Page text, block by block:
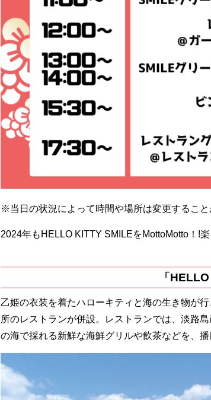
※当日の状況によって時間や場所は変更すること
2024年もHELLO KITTY SMILEをMottoMotto！!
「
乙姫の衣装を着たハローキティと海の生き物が
所のレストランが併設。レストランでは、淡路
の海で採れる新鮮な海鮮グリルや飲茶などを、